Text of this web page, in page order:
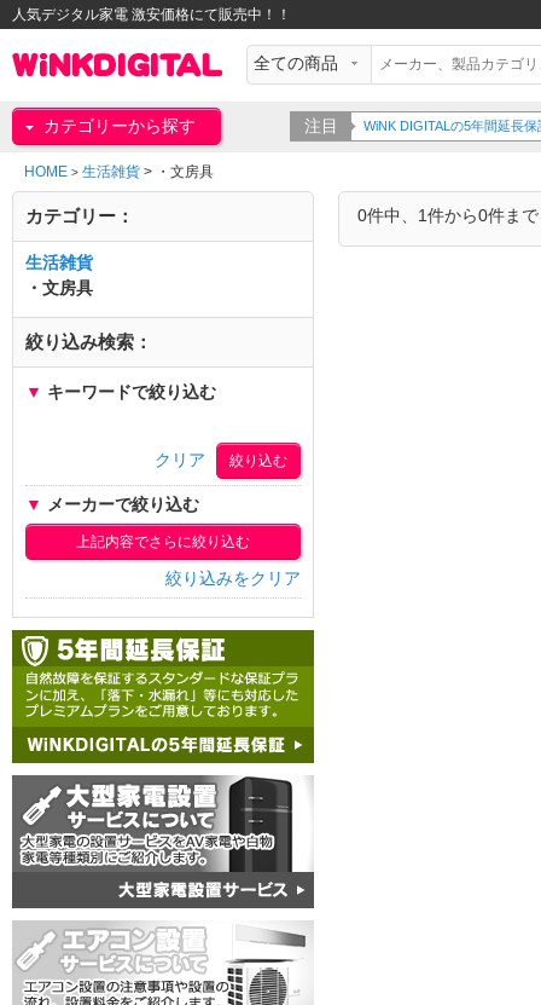
人気デジタル家電 激安価格にて販売中！！
カテゴリーから探す 注目 WiNK DIGITALの5年間延長
HOME > 生活雑貨 > ・文房具
0件中、1件から0件ま
カテゴリー：
生活雑貨
・文房具
絞り込み検索：
▼ キーワードで絞り込む
クリア
▼ メーカーで絞り込む
上記内容でさらに絞り込む
絞り込みをクリア